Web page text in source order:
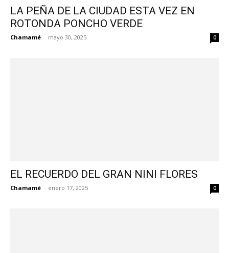
LA PEÑA DE LA CIUDAD ESTA VEZ EN
ROTONDA PONCHO VERDE
Chamamé - mayo 30, 2025 0
EL RECUERDO DEL GRAN NINI FLORES
Chamamé - enero 17, 2025 0